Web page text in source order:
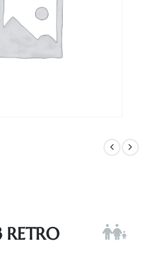
RETRO